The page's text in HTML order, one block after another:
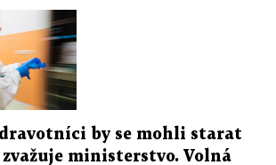
by se mohli starat
ministerstvo. Volná